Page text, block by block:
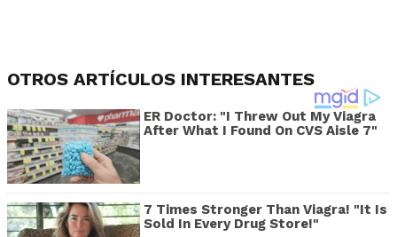
OTROS ARTÍCULOS INTERESANTES
ER Doctor: "I Threw Out My Viagra
After What I Found On CVS Aisle 7"
7 Times Stronger Than Viagra! "It Is
Sold In Every Drug Store!"